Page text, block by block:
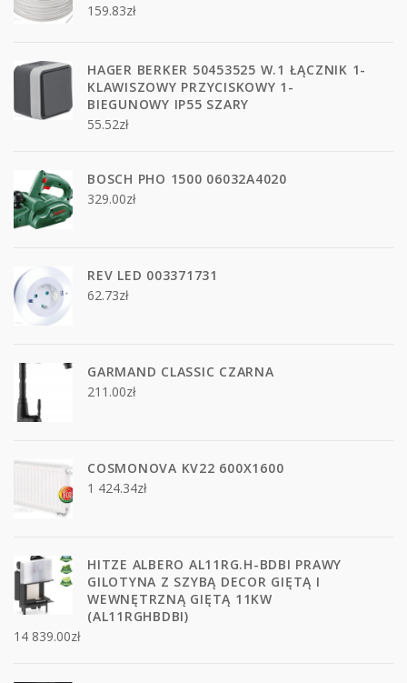
159.83zł
HAGER BERKER 50453525 W.1 ŁĄCZNIK 1-
KLAWISZOWY PRZYCISKOWY 1-
BIEGUNOWY IP55 SZARY
55.52zł
BOSCH PHO 1500 06032A4020
329.00zł
REV LED 003371731
62.73zł
GARMAND CLASSIC CZARNA
211.00zł
COSMONOVA KV22 600X1600
1 424.34zł
HITZE ALBERO AL11RG.H-BDBI PRAWY
GILOTYNA Z SZYBĄ DECOR GIĘTĄ I
WEWNĘTRZNĄ GIĘTĄ 11KW
(AL11RGHBDBI)
14 839.00zł